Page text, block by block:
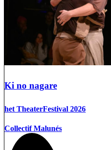
Ki no nagare
het TheaterFestival 2026
Collectif Malunés